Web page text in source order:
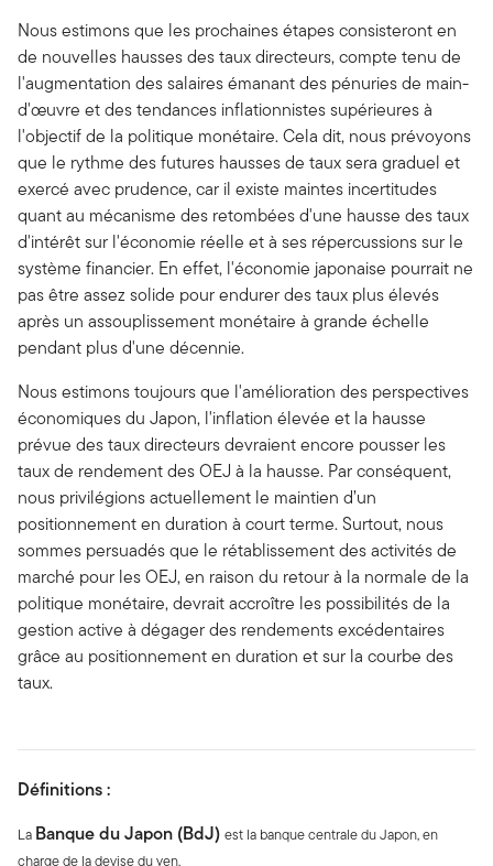
Nous estimons que les prochaines étapes consisteront en
de nouvelles hausses des taux directeurs, compte tenu de
l'augmentation des salaires émanant des pénuries de main-
d'œuvre et des tendances inflationnistes supérieures à
l'objectif de la politique monétaire. Cela dit, nous prévoyons
que le rythme des futures hausses de taux sera graduel et
exercé avec prudence, car il existe maintes incertitudes
quant au mécanisme des retombées d'une hausse des taux
d'intérêt sur l'économie réelle et à ses répercussions sur le
système financier. En effet, l'économie japonaise pourrait ne
pas être assez solide pour endurer des taux plus élevés
après un assouplissement monétaire à grande échelle
pendant plus d'une décennie.
Nous estimons toujours que l'amélioration des perspectives
économiques du Japon, l'inflation élevée et la hausse
prévue des taux directeurs devraient encore pousser les
taux de rendement des OEJ à la hausse. Par conséquent,
nous privilégions actuellement le maintien d’un
positionnement en duration à court terme. Surtout, nous
sommes persuadés que le rétablissement des activités de
marché pour les OEJ, en raison du retour à la normale de la
politique monétaire, devrait accroître les possibilités de la
gestion active à dégager des rendements excédentaires
grâce au positionnement en duration et sur la courbe des
taux.
Définitions :
La Banque du Japon (BdJ) est la banque centrale du Japon, en
charge de la devise du yen.